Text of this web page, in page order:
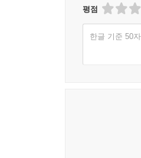
평점
한글 기준 50